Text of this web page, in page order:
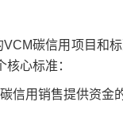
碳信用项目和
心标准：
信用销售提供资金